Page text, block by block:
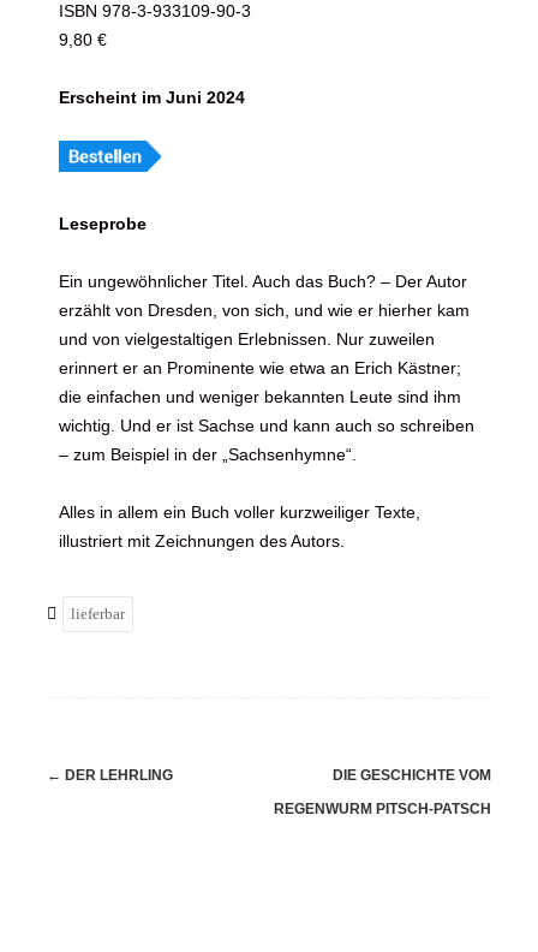
ISBN 978-3-933109-90-3
9,80 €
Erscheint im Juni 2024
Leseprobe
Ein ungewöhnlicher Titel. Auch das Buch? – Der Autor
erzählt von Dresden, von sich, und wie er hierher kam
und von vielgestaltigen Erlebnissen. Nur zuweilen
erinnert er an Prominente wie etwa an Erich Kästner;
die einfachen und weniger bekannten Leute sind ihm
wichtig. Und er ist Sachse und kann auch so schreiben
– zum Beispiel in der „Sachsenhymne“.
Alles in allem ein Buch voller kurzweiliger Texte,
illustriert mit Zeichnungen des Autors.
lieferbar
← DER LEHRLING
DIE GESCHICHTE VOM
REGENWURM PITSCH-PATSCH